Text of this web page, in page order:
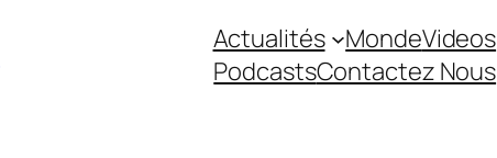
Actualités MondeVideos
PodcastsContactez Nous